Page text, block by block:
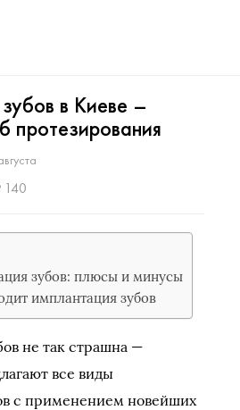
в Киеве –
протезирования
140
зубов: плюсы и минусы
имплантация зубов
не так страшна —
все виды
с применением новейших